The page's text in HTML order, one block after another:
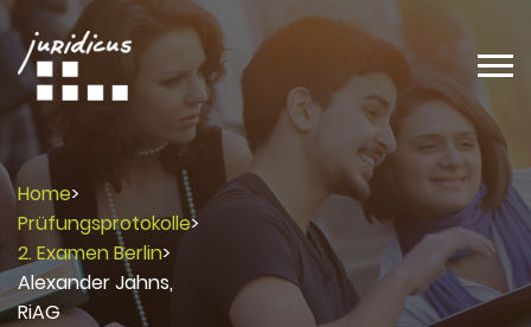
Home>
Prüfungsprotokolle>
2. Examen Berlin>
Alexander Jahns,
RiAG